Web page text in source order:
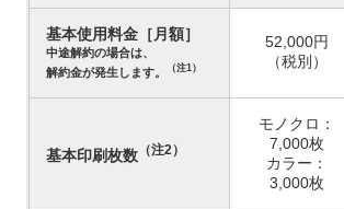
基本使用料金［月額］
中途解約の場合は、
解約金が発生します。
（注1）
52,000円
（税別）
基本印刷枚数（注2）
モノクロ：
7,000枚
カラー：
3,000枚